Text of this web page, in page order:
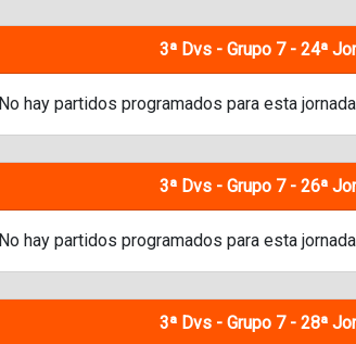
3ª Dvs - Grupo 7 - 24ª
No hay partidos programados para esta
3ª Dvs - Grupo 7 - 26ª
No hay partidos programados para esta
3ª Dvs - Grupo 7 - 28ª